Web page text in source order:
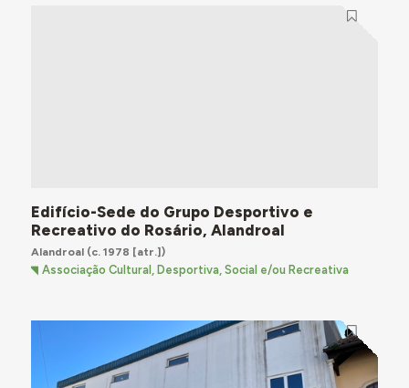
Edifício-Sede do Grupo Desportivo e
Recreativo do Rosário, Alandroal
Alandroal(c. 1978 [atr.])
Associação Cultural, Desportiva, Social e/ou Recreativa